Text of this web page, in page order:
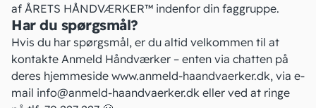
af ÅRETS HÅNDVÆRKER™ indenfor din faggruppe.
Har du spørgsmål?
Hvis du har spørgsmål, er du altid velkommen til at
kontakte Anmeld Håndværker – enten via chatten på
deres hjemmeside www.anmeld-haandvaerker.dk, via e-
mail info@anmeld-haandvaerker.dk eller ved at ringe